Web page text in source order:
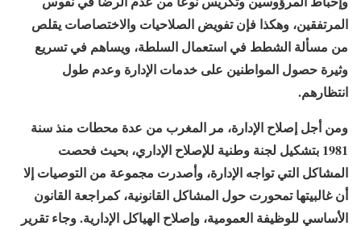
المرتفقين، وهكذا فإن تفويض الصلاحيات والاختصاصات يقلص
من مسألة الشطط في استعمال السلطة، ويساهم في تسريع
وثيرة حصول المواطنين على خدمات الإدارة وعدم طول
انتظارهم.
ومن أجل إصلاح الإدارة، مر المغرب من عدة محطات منذ سنة
1981 بتشكيل لجنة وطنية للإصلاح الإداري، بحيث فحصت
المشاكل التي تواجه الإدارة، وأصدرت مجموعة من التوصيات إلا
أن غالبيتها تمحورت حول المشاكل القانونية، كمراجعة القانون
الأساسي للوظيفة العمومية، وإصلاح الهياكل الإدارية. وجاء تقرير